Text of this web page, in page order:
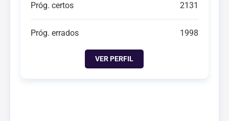
Próg. certos 2131
Próg. errados 1998
VER PERFIL